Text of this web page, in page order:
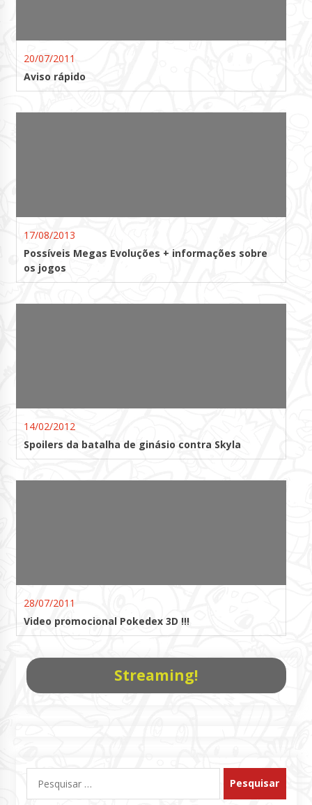
20/07/2011
Aviso rápido
17/08/2013
Possíveis Megas Evoluções + informações sobre
os jogos
14/02/2012
Spoilers da batalha de ginásio contra Skyla
28/07/2011
Video promocional Pokedex 3D !!!
Streaming!
por: